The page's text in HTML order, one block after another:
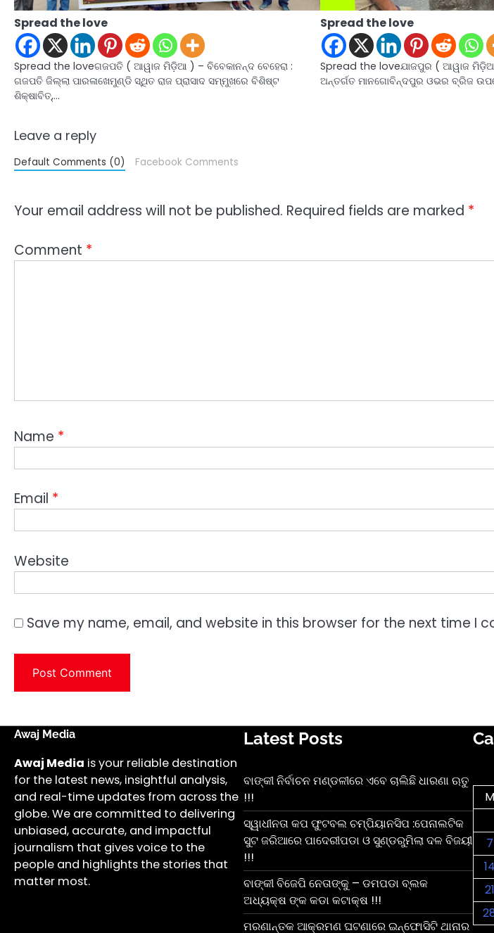
Spread the love
Spread the loveଗଜପତି ( ଆୱାଜ ମିଡ଼ିଆ ) – ବିବେକାନନ୍ଦ ବେହେରା :
ଗଜପତି ଜିଲ୍ଲା ପାରଳାଖେମୁଣ୍ଡି ସ୍ଥିତ ରାଜ ପ୍ରାସାଦ ସମ୍ମୁଖରେ ବିଶିଷ୍ଟ
ଶିକ୍ଷାବିତ୍,…
Spread the love
Spread the loveଯାଜପୁର ( ଆୱାଜ ମିଡ଼ିଆ
ଅନ୍ତର୍ଗତ ମାନଗୋବିନ୍ଦପୁର ଓଭର ବ୍ରିଜ
Leave a reply
Default Comments (0) Facebook Comments
Your email address will not be published. Required fields are marked *
Comment *
Name *
Email *
Website
Save my name, email, and website in this browser for the next time I
Awaj Media
Awaj Media is your reliable destination
for the latest news, insightful analysis,
and real-time updates from across the
globe. We are committed to delivering
unbiased, accurate, and impactful
journalism that gives voice to the
people and highlights the stories that
matter most.
Latest Posts
ବାଙ୍କୀ ନିର୍ବାଚନ ମଣ୍ଡଳୀରେ ଏବେ ଚାଲିଛି ଧାରଣା ଋତୁ
!!!
ସ୍ୱାଧୀନତା କପ ଫୁଟବଲ ଚମ୍ପିୟାନସିପ :ପେନାଲଟିକ
ସୁଟ ଜରିଆରେ ପାଦେରୀପଡା ଓ ସୁଣ୍ଡରୁମିଲା ଦଳ ବିଜୟୀ
!!!
ବାଙ୍କୀ ବିଜେପି ନେତାଙ୍କୁ – ଡମପଡା ବ୍ଲକ
ଅଧ୍ୟକ୍ଷ ଙ୍କ କଡା କଟାକ୍ଷ !!!
ମରଣାନ୍ତକ ଆକ୍ରମଣ ଘଟଣାରେ ଇନ୍ଫୋସିଟି ଥାନାର
M
7
14
21